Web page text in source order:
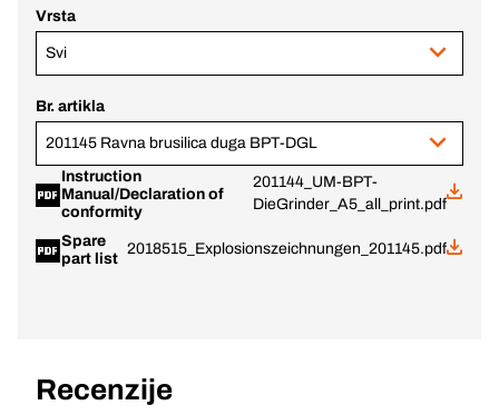
Vrsta
Svi
Br. artikla
201145 Ravna brusilica duga BPT-DGL
Instruction
Manual/Declaration of
conformity
201144_UM-BPT-
DieGrinder_A5_all_print.pdf
Spare
part list
2018515_Explosionszeichnungen_201145.pdf
Recenzije